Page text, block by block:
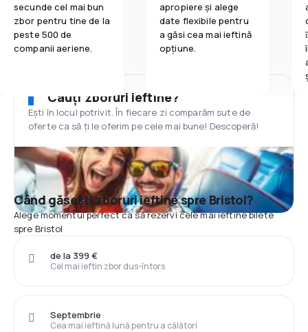
secunde cel mai bun
zbor pentru tine de la
peste 500 de
companii aeriene.
apropiere și alege
date flexibile pentru
a găsi cea mai ieftină
opțiune.
Cauți zboruri ieftine?
Ești în locul potrivit. În fiecare zi comparăm sute de
oferte ca să ți le oferim pe cele mai bune! Descoperă!
Când găsești zboruri ieftine spre Bristol?
Alege momentul perfect ca să rezervi cele mai ieftine bilete
spre Bristol
Cel mai ieftin zbor dus-întors
de la 399 €
Cea mai ieftină lună pentru a călători
Septembrie